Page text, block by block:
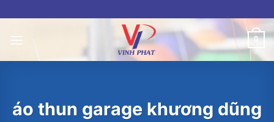
to
content
0
áo thun garage khương dũng